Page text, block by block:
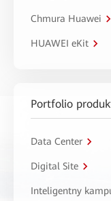
Chmura Huawei
HUAWEI eKit
Portfolio
Data Center
Digital Site
Inteligentny